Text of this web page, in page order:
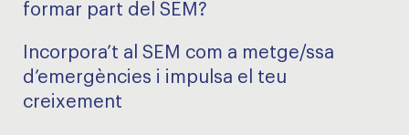
formar part del SEM?
Incorpora’t al SEM com a metge/ssa
d’emergències i impulsa el teu
creixement